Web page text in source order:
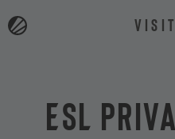
ESL